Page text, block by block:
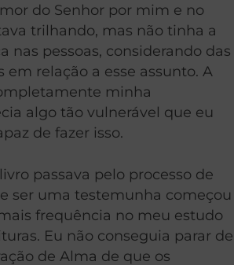
do Senhor por mim e no
trilhando, mas não tinha a
nas pessoas, considerando das
relação a esse assunto. A
minha
algo tão vulnerável que eu
de fazer isso.
passava pelo processo de
ser uma testemunha começou
frequência no meu estudo
Eu não conseguia parar de
de Alma de que os